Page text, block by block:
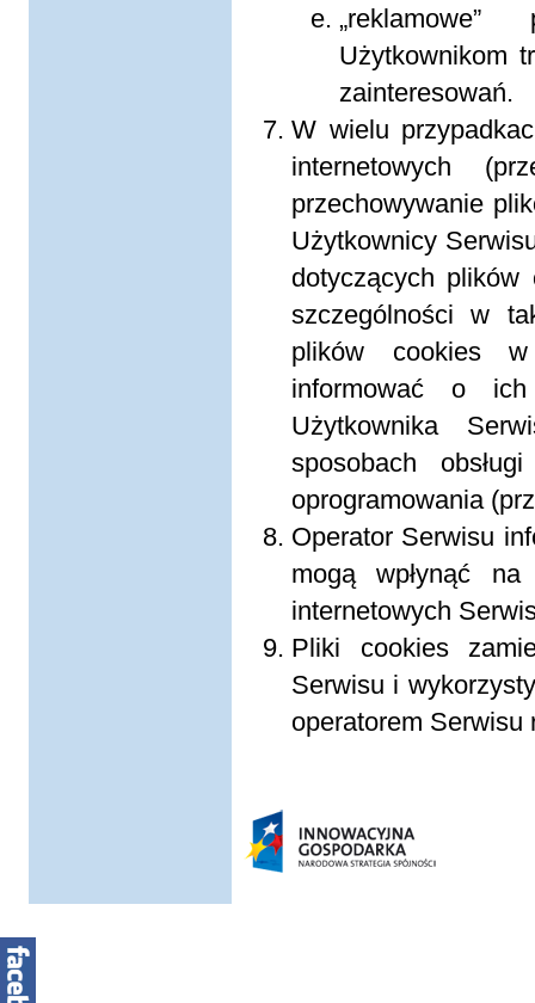
Użytkownikom
zainteresowań.
W wielu
internetowych
przechowywanie
Użytkownicy
dotyczących
szczególności w
plików cookies w
informować o ich
Użytkownika
sposobach
oprogramowania
Operator Serwisu
mogą wpłynąć
internetowych
Pliki cookies
Serwisu i
operatorem Serwisu